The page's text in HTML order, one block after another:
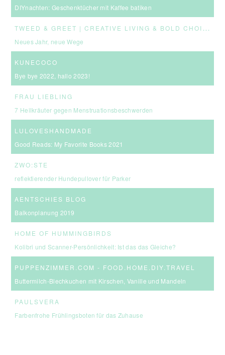
DIYnachten: Geschenktücher mit Kaffee batiken
T
WEED & GREET | CREATIVE LIVING & BOLD CHOICES
Neues Jahr, neue Wege
KUNECOCO
Bye bye 2022, hallo 2023!
FRAU LIEBLING
7 Heilkräuter gegen Menstruationsbeschwerden
LULOVESHANDMADE
Good Reads: My Favorite Books 2021
ZWO:STE
reflektierender Hundepullover für Parker
AENTSCHIES BLOG
Balkonplanung 2019
HOME OF HUMMINGBIRDS
Kolibri und Scanner-Persönlichkeit: Ist das das Gleiche?
PUPPENZIMMER.COM - FOOD.HOME.DIY.TRAVEL
Buttermilch-Blechkuchen mit Kirschen, Vanille und Mandeln
PAULSVERA
Farbenfrohe Frühlingsboten für das Zuhause